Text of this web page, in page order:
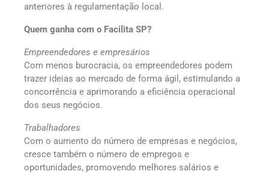
anteriores à regulamentação local.
Quem ganha com o Facilita SP?
Empreendedores e empresários
Com menos burocracia, os empreendedores podem
trazer ideias ao mercado de forma ágil, estimulando a
concorrência e aprimorando a eficiência operacional
dos seus negócios.
Trabalhadores
Com o aumento do número de empresas e negócios,
cresce também o número de empregos e
oportunidades, promovendo melhores salários e